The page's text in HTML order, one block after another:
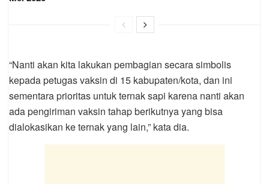
“Nanti akan kita lakukan pembagian secara simbolis
kepada petugas vaksin di 15 kabupaten/kota, dan ini
sementara prioritas untuk ternak sapi karena nanti akan
ada pengiriman vaksin tahap berikutnya yang bisa
dialokasikan ke ternak yang lain,” kata dia.